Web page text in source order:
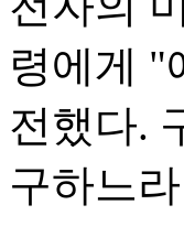
령에게 "
전했다.
구하느